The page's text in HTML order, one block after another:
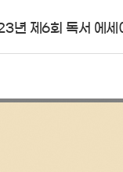
년 제6회 독서 에세